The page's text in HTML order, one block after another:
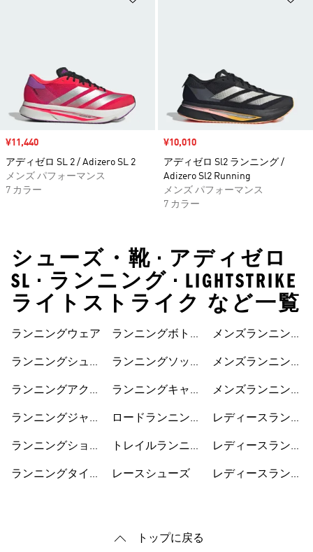
セール価格
¥11,440
アディゼロ SL 2 / Adizero SL 2
メンズ パフォーマンス
7 カラー
セール価格
¥10,010
アディゼロ Sl2 ランニング /
Adizero Sl2 Running
メンズ パフォーマンス
7 カラー
シューズ・靴 • アディゼロ
SL • ランニング • LIGHTSTRIKE
ライトストライク など一覧
ランニングウェア
ランニングシュー
ランニングアクセ
ランニングジャケ
ランニングショー
ランニングタイ
ランニングボトム
ランニングソック
ランニングキャッ
ロードランニング
トレイルランニン
レースシューズ
メンズランニング
メンズランニング
メンズランニング
レディースランニ
レディースランニ
ツ
レディースランニ
トップに戻る